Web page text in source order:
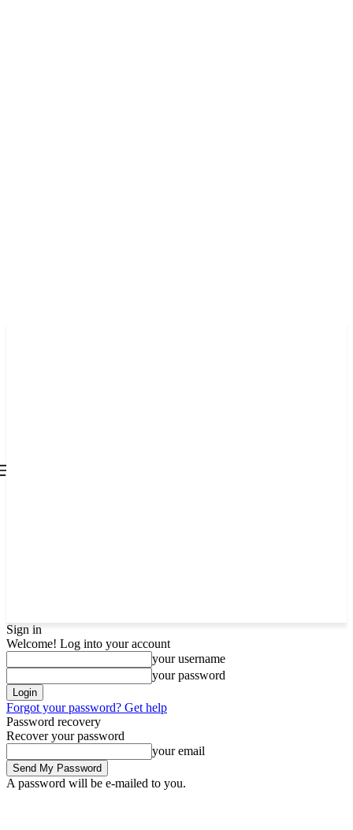
Sign in
Welcome! Log into your account
your username
your password
Forgot your password? Get help
Password recovery
Recover your password
your email
A password will be e-mailed to you.